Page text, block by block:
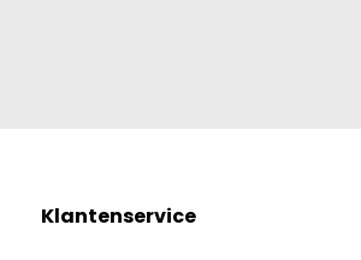
Klantenservice